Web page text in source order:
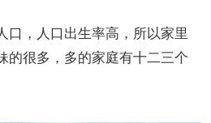
口，人口出生率高，所以家里
的很多，多的家庭有十二三个